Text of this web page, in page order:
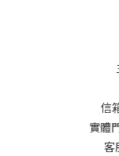
信
實體
客